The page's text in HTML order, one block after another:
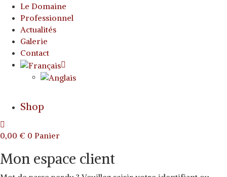
Le Domaine
Professionnel
Actualités
Galerie
Contact
Shop
0,00 € 0 Panier
Mon espace client